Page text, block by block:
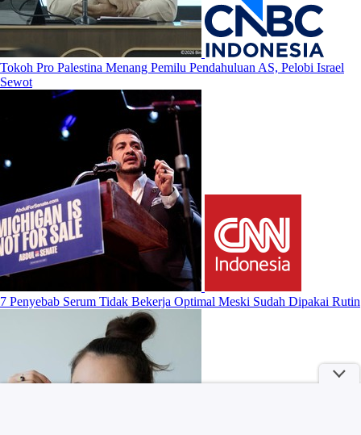
Tokoh Pro Palestina Menang Pemilu Pendahuluan AS, Pelobi Israel
Sewot
7 Penyebab Serum Tidak Bekerja Optimal Meski Sudah Dipakai Rutin